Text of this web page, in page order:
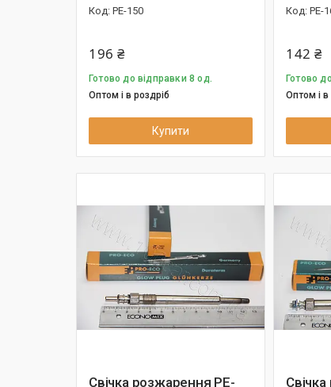
PE-150
196 ₴
Готово до відправки 8 од.
Оптом і в роздріб
Купити
PE-
142 ₴
Готово
Оптом і в
Свічка розжарення PE-